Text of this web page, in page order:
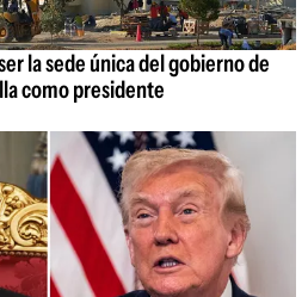
la sede única del gobierno de
como presidente